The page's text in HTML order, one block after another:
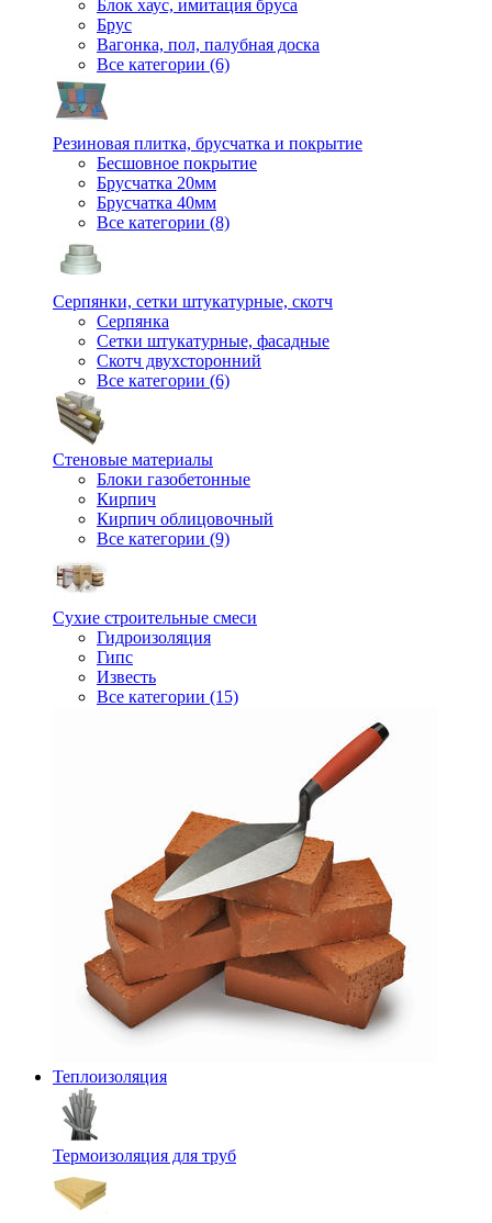
Блок хаус, имитация бруса
Брус
Вагонка, пол, палубная доска
Все категории (6)
Резиновая плитка, брусчатка и покрытие
Бесшовное покрытие
Брусчатка 20мм
Брусчатка 40мм
Все категории (8)
Серпянки, сетки штукатурные, скотч
Серпянка
Сетки штукатурные, фасадные
Скотч двухсторонний
Все категории (6)
Стеновые материалы
Блоки газобетонные
Кирпич
Кирпич облицовочный
Все категории (9)
Сухие строительные смеси
Гидроизоляция
Гипс
Известь
Все категории (15)
Теплоизоляция
Термоизоляция для труб